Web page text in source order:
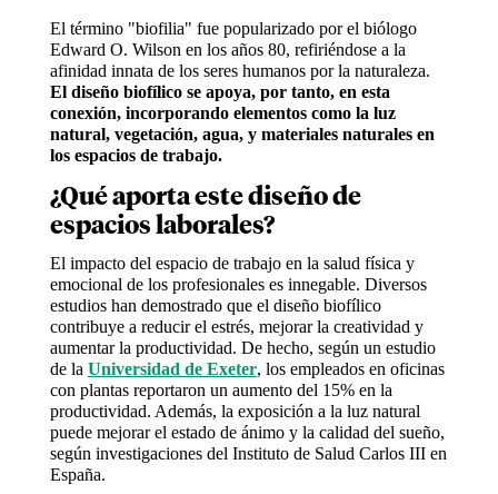
El término "biofilia" fue popularizado por el biólogo
Edward O. Wilson en los años 80, refiriéndose a la
afinidad innata de los seres humanos por la naturaleza.
El diseño biofílico se apoya, por tanto, en esta
conexión, incorporando elementos como la luz
natural, vegetación, agua, y materiales naturales en
los espacios de trabajo.
¿Qué aporta este diseño de
espacios laborales?
El impacto del espacio de trabajo en la salud física y
emocional de los profesionales es innegable. Diversos
estudios han demostrado que el diseño biofílico
contribuye a reducir el estrés, mejorar la creatividad y
aumentar la productividad. De hecho, según un estudio
de la Universidad de Exeter, los empleados en oficinas
con plantas reportaron un aumento del 15% en la
productividad. Además, la exposición a la luz natural
puede mejorar el estado de ánimo y la calidad del sueño,
según investigaciones del Instituto de Salud Carlos III en
España.